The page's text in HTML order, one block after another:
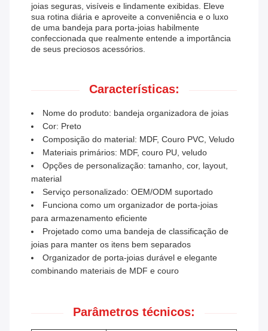
joias seguras, visíveis e lindamente exibidas. Eleve
sua rotina diária e aproveite a conveniência e o luxo
de uma bandeja para porta-joias habilmente
confeccionada que realmente entende a importância
de seus preciosos acessórios.
Características:
Nome do produto: bandeja organizadora de joias
Cor: Preto
Composição do material: MDF, Couro PVC, Veludo
Materiais primários: MDF, couro PU, veludo
Opções de personalização: tamanho, cor, layout,
material
Serviço personalizado: OEM/ODM suportado
Funciona como um organizador de porta-joias
para armazenamento eficiente
Projetado como uma bandeja de classificação de
joias para manter os itens bem separados
Organizador de porta-joias durável e elegante
combinando materiais de MDF e couro
Parâmetros técnicos: